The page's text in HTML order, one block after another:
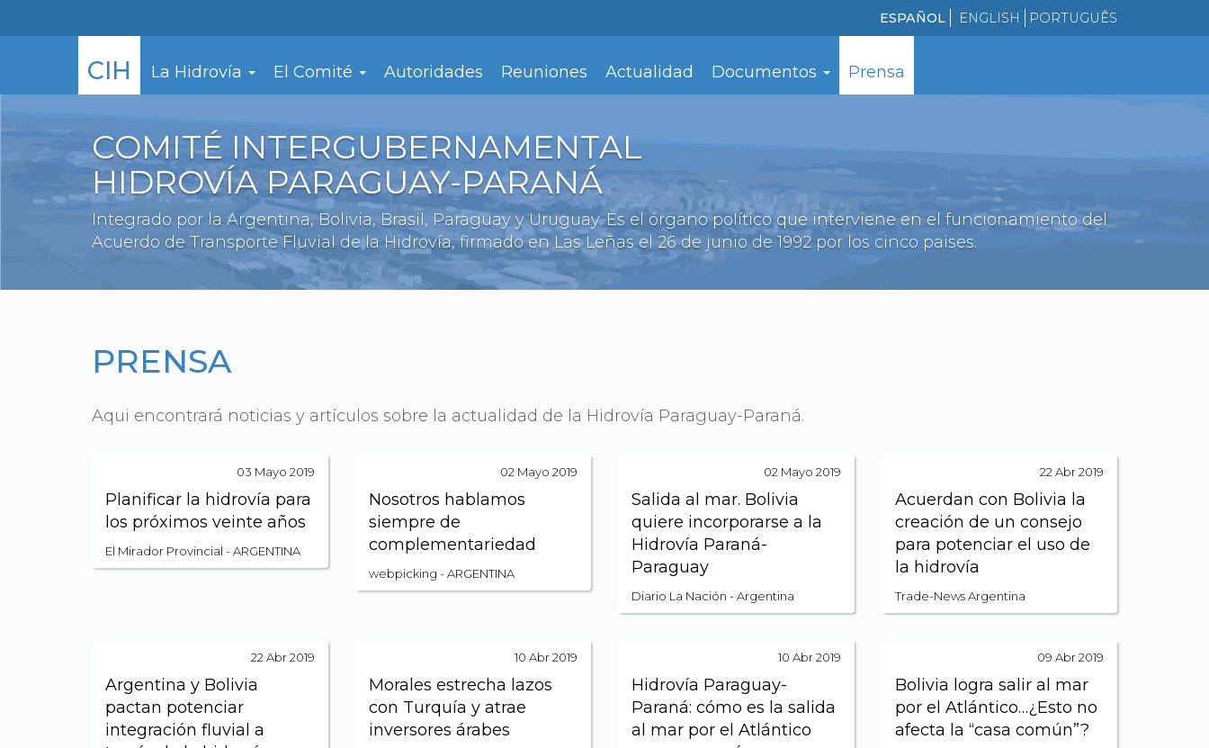
al
ESPAÑOL ENGLISH PORTUGUÊS
CIH La Hidrovía El Comité Autoridades Reuniones Actualidad Documentos Prensa
COMITÉ INTERGUBERNAMENTAL
HIDROVÍA PARAGUAY-PARANÁ
Integrado por la Argentina, Bolivia, Brasil, Paraguay y Uruguay. Es el órgano político que interviene en el funcionamiento del
Acuerdo de Transporte Fluvial de la Hidrovía, firmado en Las Leñas el 26 de junio de 1992 por los cinco paises.
PRENSA
Aqui encontrará noticias y artículos sobre la actualidad de la Hidrovía Paraguay-Paraná.
03 Mayo 2019
Planificar la hidrovía para
los próximos veinte años
El Mirador Provincial - ARGENTINA
02 Mayo 2019
Nosotros hablamos
siempre de
complementariedad
webpicking - ARGENTINA
02 Mayo 2019
Salida al mar. Bolivia
quiere incorporarse a la
Hidrovía Paraná-
Paraguay
Diario La Nación - Argentina
22 Abr 2019
Acuerdan con Bolivia la
creación de un consejo
para potenciar el uso de
la hidrovía
Trade-News Argentina
22 Abr 2019
Argentina y Bolivia
pactan potenciar
integración fluvial a
10 Abr 2019
Morales estrecha lazos
con Turquía y atrae
inversores árabes
10 Abr 2019
Hidrovía Paraguay-
Paraná: cómo es la salida
al mar por el Atlántico
09 Abr 2019
Bolivia logra salir al mar
por el Atlántico…¿Esto no
afecta la “casa común”?